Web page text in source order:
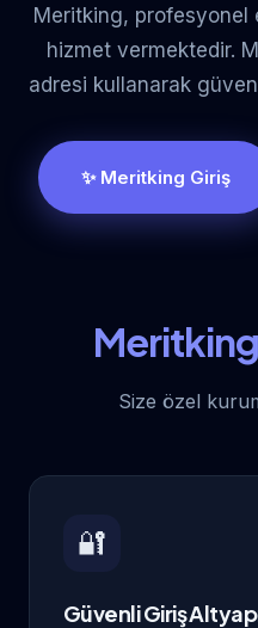
Meritking, profesyonel
hizmet vermektedir.
adresi kullanarak
✨ Meritking Giriş
Meritking
Size özel
🔐
Güvenli Giriş